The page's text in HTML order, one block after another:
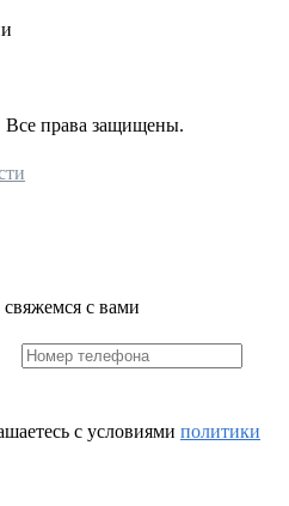
права защищены.
с вами
c условиями политики